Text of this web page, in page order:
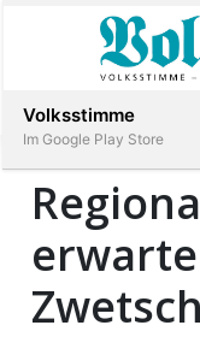
Veranstaltungen
Volksstimme
Im Google Play Store